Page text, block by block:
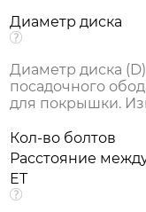
Диаметр диска
Диаметр диска
посадочного
для покрышки.
Кол-во болтов
Расстояние
ET